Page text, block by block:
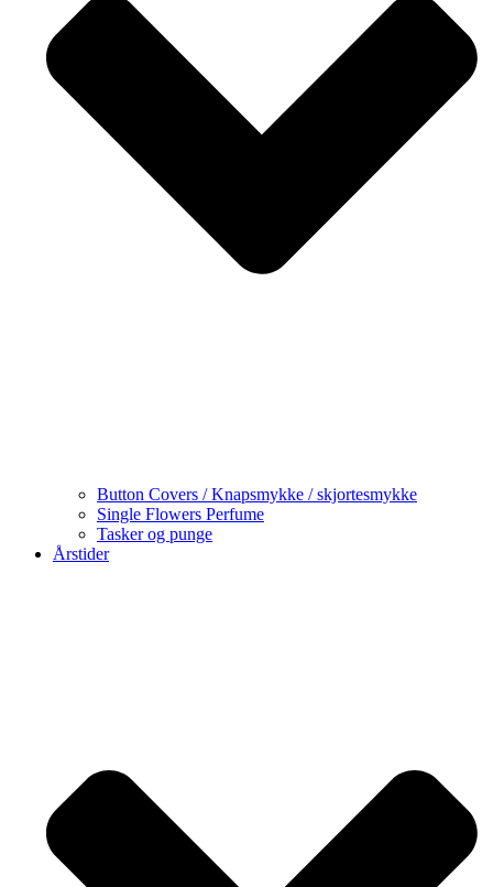
Button Covers / Knapsmykke / skjortesmykke
Single Flowers Perfume
Tasker og punge
Årstider